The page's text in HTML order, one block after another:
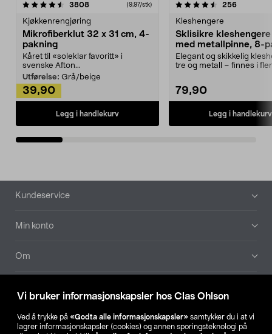
Vi bruker informasjonskapsler hos Clas Ohlson
Ved å trykke på «Godta alle informasjonskapsler» samtykker du i at vi
lagrer informasjonskapsler (cookies) og annen sporingsteknologi på
3808anmeldelser(9,97/stk)
Kjøkkenrengjøring
Mikrofiberklut 32 x 31 cm, 4-
pakning
Kåret til «soleklar favoritt» i
svenske Afton...
Utførelse: Grå/beige
39,90
Legg i handlekurv
4.5av 5 stjerner 256
Kleshengere
Sklisikre
med metallpinne, 8-
Elegant og skikkelig
tre og metall – finnes i
79,90
Legg i handlekurv
4.5av 5 stjerner
Bunntekst
Kundeservice
Min konto
Om
Våre selskaper